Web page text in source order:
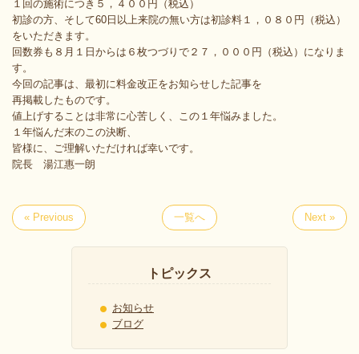
１回の施術につき５，４００円（税込）
初診の方、そして60日以上来院の無い方は初診料１，０８０円（税込）
をいただきます。
回数券も８月１日からは６枚つづりで２７，０００円（税込）になりま
す。
今回の記事は、最初に料金改正をお知らせした記事を
再掲載したものです。
値上げすることは非常に心苦しく、この１年悩みました。
１年悩んだ末のこの決断、
皆様に、ご理解いただければ幸いです。
院長 湯江惠一朗
« Previous 一覧へ Next »
トピックス
お知らせ
ブログ